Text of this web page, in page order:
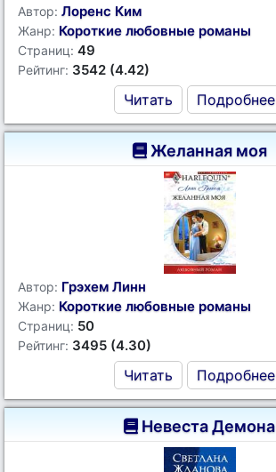
Автор: Лоренс Ким
Жанр: Короткие любовные романы
Страниц: 49
Рейтинг: 3542 (4.42)
Читать Подробнее
Желанная моя
Автор: Грэхем Линн
Жанр: Короткие любовные романы
Страниц: 50
Рейтинг: 3495 (4.30)
Читать Подробнее
Невеста Демона